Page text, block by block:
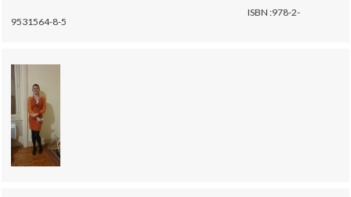
ISBN :978-2-
9531564-8-5